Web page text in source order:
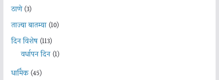
ठाणे(3)
ताज्या बातम्या(10)
दिन विशेष(113)
वर्धापन दिन(1)
धार्मिक(45)